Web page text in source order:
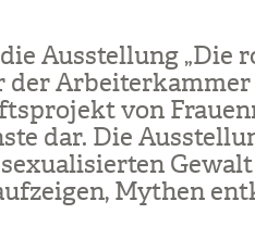
Aus­stel­lung
der
von
dar. Die
Mythen